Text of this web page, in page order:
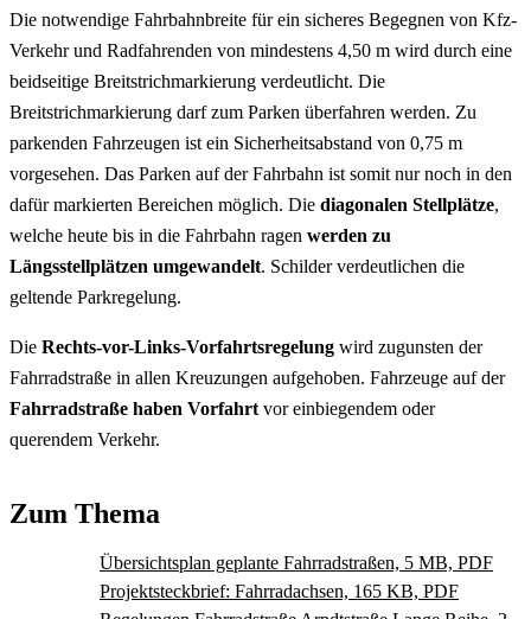
Die notwendige Fahrbahnbreite für ein sicheres Begegnen von Kfz-
Verkehr und Radfahrenden von mindestens 4,50 m wird durch eine
beidseitige Breitstrichmarkierung verdeutlicht. Die
Breitstrichmarkierung darf zum Parken überfahren werden. Zu
parkenden Fahrzeugen ist ein Sicherheitsabstand von 0,75 m
vorgesehen. Das Parken auf der Fahrbahn ist somit nur noch in den
dafür markierten Bereichen möglich. Die diagonalen Stellplätze,
welche heute bis in die Fahrbahn ragen werden zu
Längsstellplätzen umgewandelt. Schilder verdeutlichen die
geltende Parkregelung.
Die Rechts-vor-Links-Vorfahrtsregelung wird zugunsten der
Fahrradstraße in allen Kreuzungen aufgehoben. Fahrzeuge auf der
Fahrradstraße haben Vorfahrt vor einbiegendem oder
querendem Verkehr.
Zum Thema
Übersichtsplan geplante Fahrradstraßen, 5 MB, PDF
Projektsteckbrief: Fahrradachsen, 165 KB, PDF